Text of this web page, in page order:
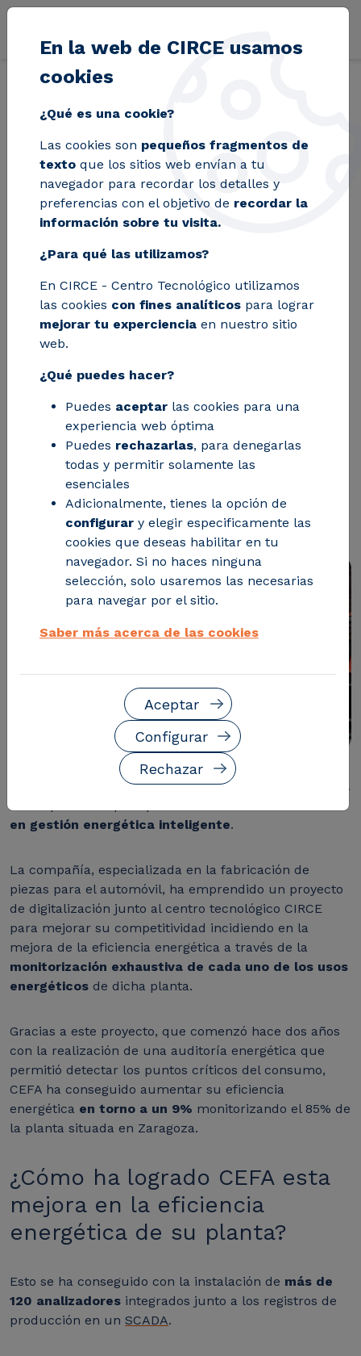
Pasar al contenido principal
Blog CEFA da un paso más hacia la gestión energética
CEFA da un paso más
hacia la gestión
energética
inteligente de su
planta con la ayuda
de CIRCE
fabricación de piezas para el
automóvil, emprende un proyecto
junto al centro tecnológico CIRCE con
el que ha conseguido mejorar en torno
a un 9% su eficiencia energética
La planta aragonesaCEFA(Celulosa Fabril) de Malpica
en gestión energética inteligente.
La compañía, especializada en la fabricación de
piezas para el automóvil, ha emprendido un proyecto
de digitalización junto al centro tecnológico CIRCE
para mejorar su competitividad incidiendo en la
mejora de la eficiencia energética a través de la
monitorización exhaustiva de cada uno de los usos
energéticos de dicha planta.
Gracias a este proyecto, que comenzó hace dos años
con la realización de una auditoría energética que
permitió detectar los puntos críticos del consumo,
CEFA ha conseguido aumentar su eficiencia
energética en torno a un 9% monitorizando el 85% de
la planta situada en Zaragoza.
¿Cómo ha logrado CEFA esta
mejora en la eficiencia
energética de su planta?
Esto se ha conseguido con la instalación de más de
120 analizadores integrados junto a los registros de
producción en un SCADA.
En la web de CIRCE usamos
cookies
¿Qué es una cookie?
Las cookies son pequeños fragmentos de
texto que los sitios web envían a tu
navegador para recordar los detalles y
preferencias con el objetivo de recordar la
información sobre tu visita.
¿Para qué las utilizamos?
En CIRCE - Centro Tecnológico utilizamos
las cookies con fines analíticos para lograr
mejorar tu experciencia en nuestro sitio
web.
¿Qué puedes hacer?
Puedes aceptar las cookies para una
experiencia web óptima
Puedes rechazarlas, para denegarlas
todas y permitir solamente las
esenciales
Adicionalmente, tienes la opción de
configurar y elegir especificamente las
cookies que deseas habilitar en tu
navegador. Si no haces ninguna
selección, solo usaremos las necesarias
para navegar por el sitio.
Saber más acerca de las cookies
Rechazar
Configurar
Aceptar